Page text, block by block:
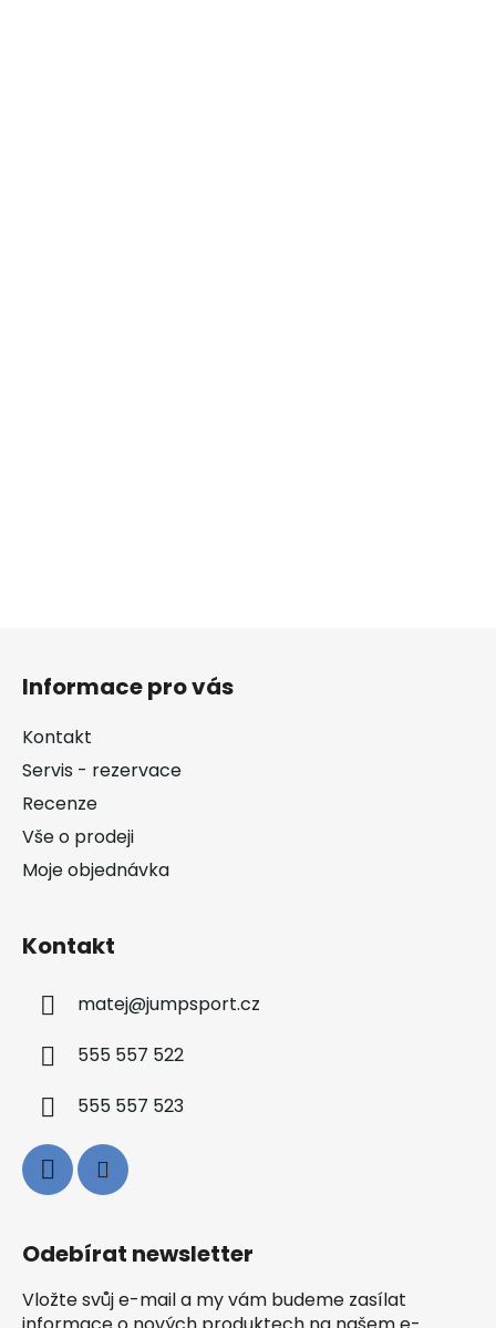
Informace pro vás
Kontakt
Servis - rezervace
Recenze
Vše o prodeji
Moje objednávka
Kontakt
matej@jumpsport.cz
555 557 522
555 557 523
Odebírat newsletter
Vložte svůj e-mail a my vám budeme zasílat